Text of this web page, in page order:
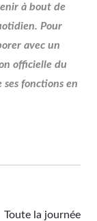
à bout de
Pour
avec un
officielle du
ses fonctions en
Toute la journée